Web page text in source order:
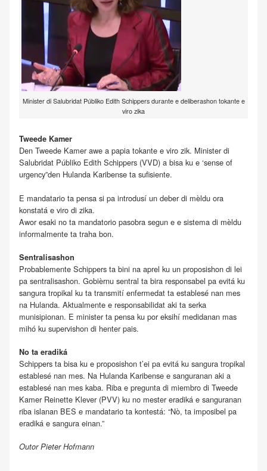
Minister di Salubridat Públiko Edith Schippers durante e deliberashon tokante e
viro zika
Tweede Kamer
Den Tweede Kamer awe a papia tokante e viro zik. Minister di
Salubridat Públiko Edith Schippers (VVD) a bisa ku e ‘sense of
urgency”den Hulanda Karibense ta sufisiente.
E mandatario ta pensa si pa introdusí un deber di mèldu ora
konstatá e viro di zika.
Awor esaki no ta mandatorio pasobra segun e e sistema di mèldu
informalmente ta traha bon.
Sentralisashon
Probablemente Schippers ta bini na aprel ku un proposishon di lei
pa sentralisashon. Gobièrnu sentral ta bira responsabel pa evitá ku
sangura tropikal ku ta transmití enfermedat ta establesé nan mes
na Hulanda. Aktualmente e responsabilidat aki ta serka
munisipionan. E minister ta pensa ku por eksihí medidanan mas
mihó ku supervishon di henter pais.
No ta eradiká
Schippers ta bisa ku e proposishon t’ei pa evitá ku sangura tropikal
establesé nan mes. Na Hulanda Karibense e sanguranan aki a
establesé nan mes kaba. Riba e pregunta di miembro di Tweede
Kamer Reinette Klever (PVV) ku no mester eradiká e sanguranan
riba islanan BES e mandatario ta kontestá: “Nò, ta imposibel pa
eradiká e sangura einan.”
Outor Pieter Hofmann